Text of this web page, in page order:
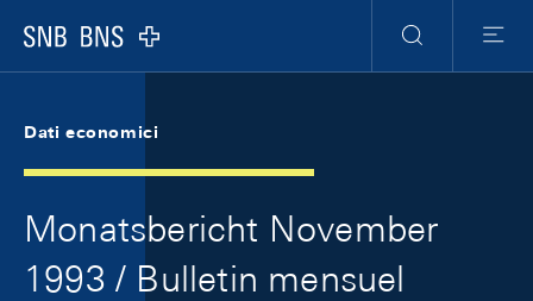
Logo
Ricerca
Menu
Dati economici
Monatsbericht November
1993 / Bulletin mensuel